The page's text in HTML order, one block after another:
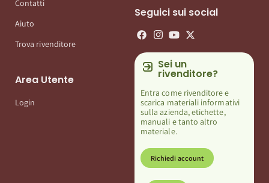
Contatti
Aiuto
Trova rivenditore
Area Utente
Login
Seguici sui social
Sei un
rivenditore?
Entra come rivenditore e
scarica materiali informativi
sulla azienda, etichette,
manuali e tanto altro
materiale.
Richiedi account